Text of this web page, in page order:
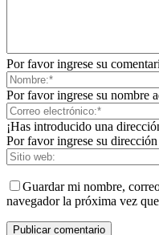
Por favor ingrese su
Por favor ingrese su nombre
¡Has introducido una
Por favor ingrese su
Guardar mi nombre,
navegador la próxima vez